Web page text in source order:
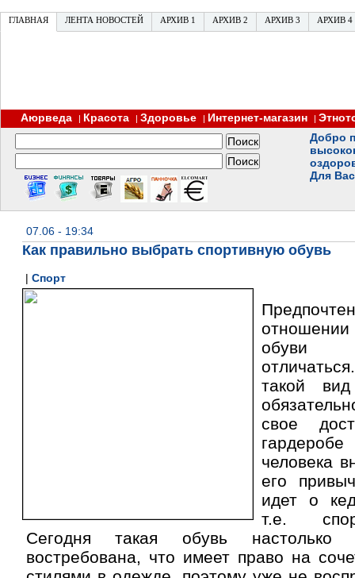
ГЛАВНАЯ ЛЕНТА НОВОСТЕЙ АРХИВ 1 АРХИВ 2 АРХИВ 3 АРХИВ 4
Аюрведа | Красота | Здоровье | Интернет-магазин |
Добро
Для
07.06 - 19:34
Как правильно выбрать спортивную обувь
| Спорт
обуви
такой
свое
человека
его
идет о
т.е.
Сегодня такая обувь настолько
востребована, что имеет право на